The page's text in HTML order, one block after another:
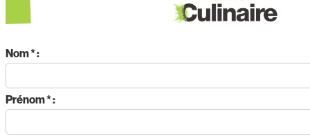
Nom * :
Prénom * :